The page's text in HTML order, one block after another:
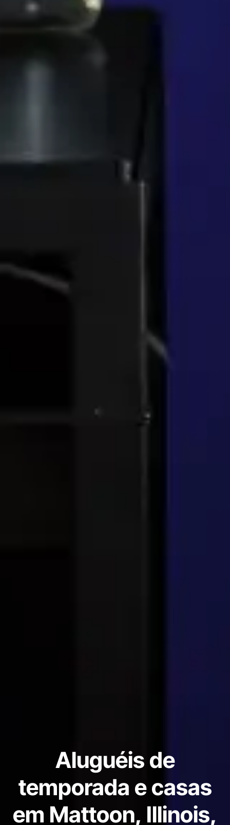
Aluguéis de
temporada e casas
em Mattoon, Illinois,